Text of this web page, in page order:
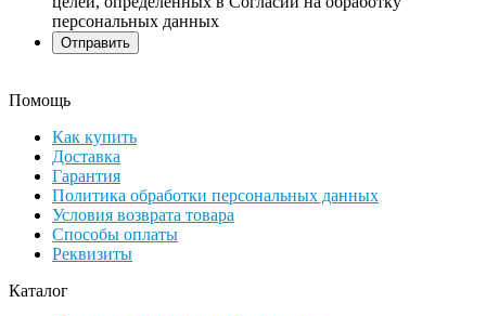
персональных данных
Помощь
Как купить
Доставка
Гарантия
Политика обработки персональных данных
Условия возврата товара
Способы оплаты
Реквизиты
Каталог